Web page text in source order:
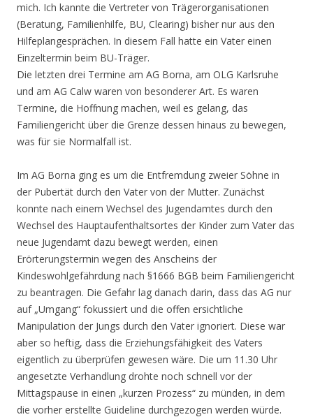
mich. Ich kannte die Vertreter von Trägerorganisationen
(Beratung, Familienhilfe, BU, Clearing) bisher nur aus den
Hilfeplangesprächen. In diesem Fall hatte ein Vater einen
Einzeltermin beim BU-Träger.
Die letzten drei Termine am AG Borna, am OLG Karlsruhe
und am AG Calw waren von besonderer Art. Es waren
Termine, die Hoffnung machen, weil es gelang, das
Familiengericht über die Grenze dessen hinaus zu bewegen,
was für sie Normalfall ist.
Im AG Borna ging es um die Entfremdung zweier Söhne in
der Pubertät durch den Vater von der Mutter. Zunächst
konnte nach einem Wechsel des Jugendamtes durch den
Wechsel des Hauptaufenthaltsortes der Kinder zum Vater das
neue Jugendamt dazu bewegt werden, einen
Erörterungstermin wegen des Anscheins der
Kindeswohlgefährdung nach §1666 BGB beim Familiengericht
zu beantragen. Die Gefahr lag danach darin, dass das AG nur
auf „Umgang“ fokussiert und die offen ersichtliche
Manipulation der Jungs durch den Vater ignoriert. Diese war
aber so heftig, dass die Erziehungsfähigkeit des Vaters
eigentlich zu überprüfen gewesen wäre. Die um 11.30 Uhr
angesetzte Verhandlung drohte noch schnell vor der
Mittagspause in einen „kurzen Prozess“ zu münden, in dem
die vorher erstellte Guideline durchgezogen werden würde.